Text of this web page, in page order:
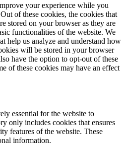
your experience while you
of these cookies, the cookies that
stored on your browser as they are
functionalities of the website. We
help us analyze and understand how
will be stored in your browser
have the option to opt-out of these
of these cookies may have an effect
essential for the website to
only includes cookies that ensures
features of the website. These
information.